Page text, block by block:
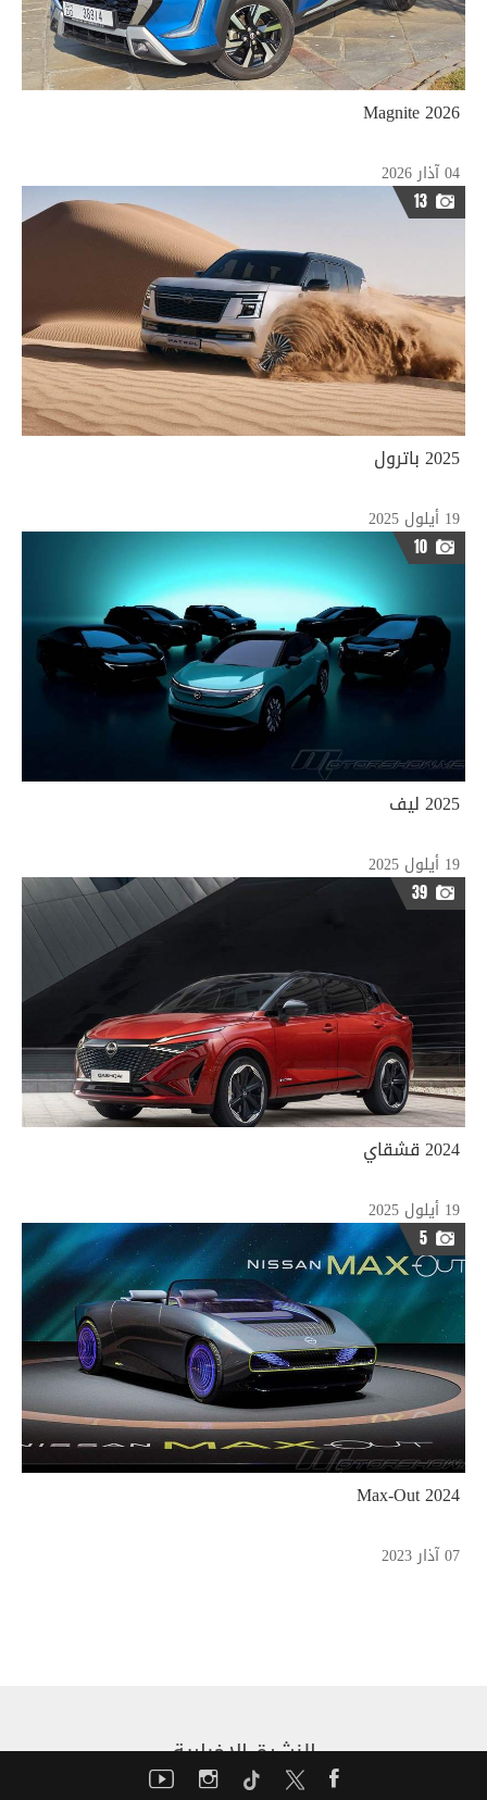
2026 Magnite
04 آذار 2026
13
2025 باترول
19 أيلول 2025
10
2025 ليف
19 أيلول 2025
39
2024 قشقاي
19 أيلول 2025
5
2024 Max-Out
07 آذار 2023
النشرة الإخبارية
أدخل بريدك الإلكتروني لتتلقى نشرة موتورشو الإخبارية